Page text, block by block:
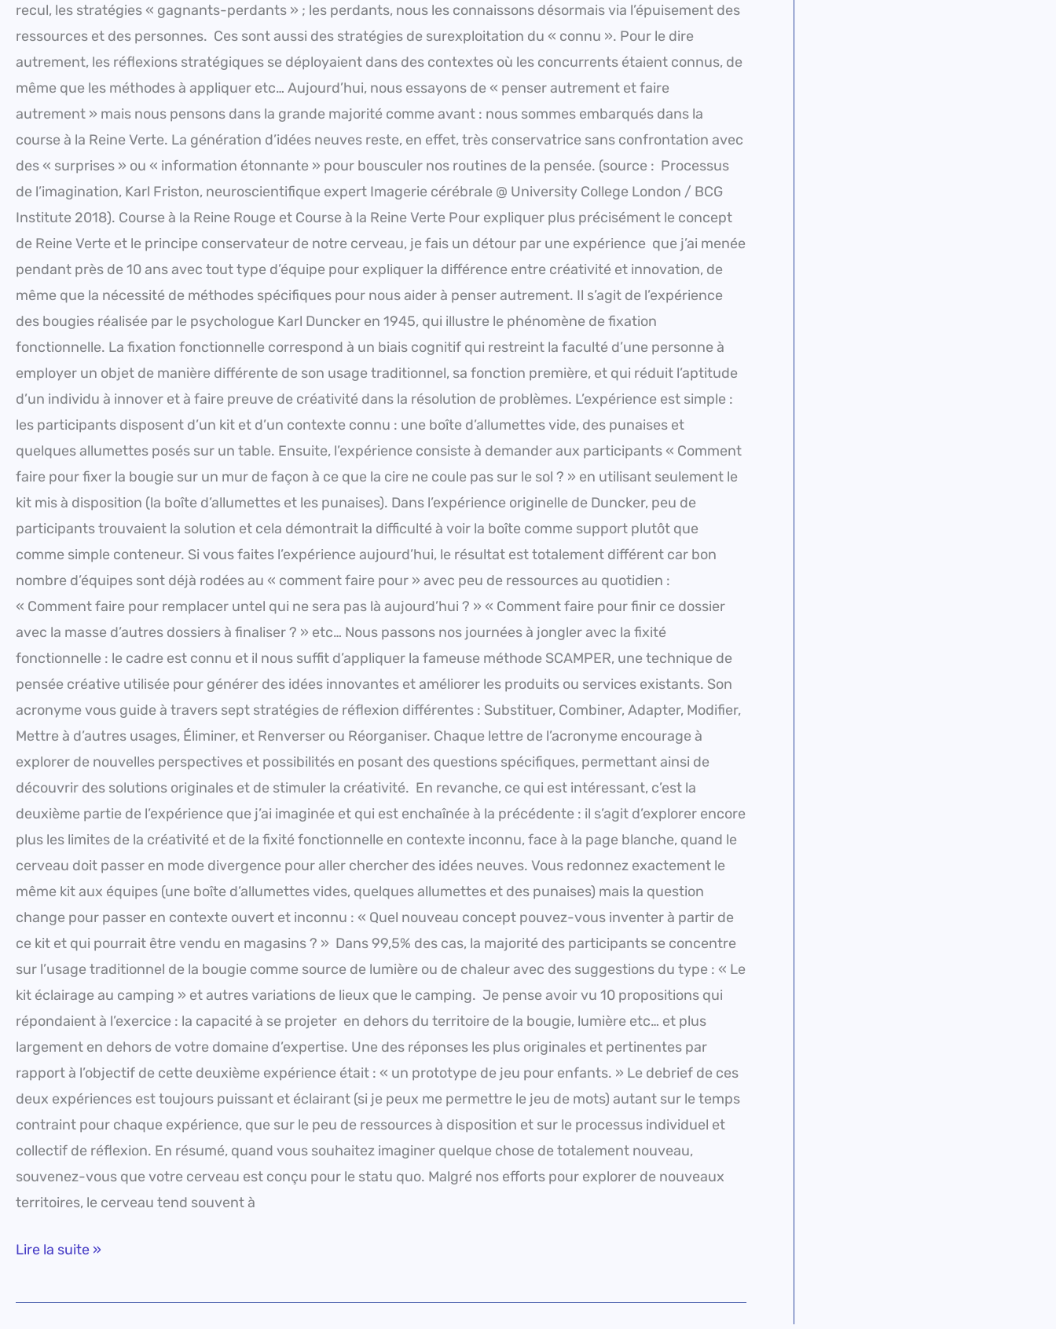
recul, les stratégies « gagnants-perdants » ; les perdants, nous les connaissons désormais via l’épuisement des
ressources et des personnes. Ces sont aussi des stratégies de surexploitation du « connu ». Pour le dire
autrement, les réflexions stratégiques se déployaient dans des contextes où les concurrents étaient connus, de
même que les méthodes à appliquer etc… Aujourd’hui, nous essayons de « penser autrement et faire
autrement » mais nous pensons dans la grande majorité comme avant : nous sommes embarqués dans la
course à la Reine Verte. La génération d’idées neuves reste, en effet, très conservatrice sans confrontation avec
des « surprises » ou « information étonnante » pour bousculer nos routines de la pensée. (source : Processus
de l’imagination, Karl Friston, neuroscientifique expert Imagerie cérébrale @ University College London / BCG
Institute 2018). Course à la Reine Rouge et Course à la Reine Verte Pour expliquer plus précisément le concept
de Reine Verte et le principe conservateur de notre cerveau, je fais un détour par une expérience que j’ai menée
pendant près de 10 ans avec tout type d’équipe pour expliquer la différence entre créativité et innovation, de
même que la nécessité de méthodes spécifiques pour nous aider à penser autrement. Il s’agit de l’expérience
des bougies réalisée par le psychologue Karl Duncker en 1945, qui illustre le phénomène de fixation
fonctionnelle. La fixation fonctionnelle correspond à un biais cognitif qui restreint la faculté d’une personne à
employer un objet de manière différente de son usage traditionnel, sa fonction première, et qui réduit l’aptitude
d’un individu à innover et à faire preuve de créativité dans la résolution de problèmes. L’expérience est simple :
les participants disposent d’un kit et d’un contexte connu : une boîte d’allumettes vide, des punaises et
quelques allumettes posés sur un table. Ensuite, l’expérience consiste à demander aux participants « Comment
faire pour fixer la bougie sur un mur de façon à ce que la cire ne coule pas sur le sol ? » en utilisant seulement le
kit mis à disposition (la boîte d’allumettes et les punaises). Dans l’expérience originelle de Duncker, peu de
participants trouvaient la solution et cela démontrait la difficulté à voir la boîte comme support plutôt que
comme simple conteneur. Si vous faites l’expérience aujourd’hui, le résultat est totalement différent car bon
nombre d’équipes sont déjà rodées au « comment faire pour » avec peu de ressources au quotidien :
« Comment faire pour remplacer untel qui ne sera pas là aujourd’hui ? » « Comment faire pour finir ce dossier
avec la masse d’autres dossiers à finaliser ? » etc… Nous passons nos journées à jongler avec la fixité
fonctionnelle : le cadre est connu et il nous suffit d’appliquer la fameuse méthode SCAMPER, une technique de
pensée créative utilisée pour générer des idées innovantes et améliorer les produits ou services existants. Son
acronyme vous guide à travers sept stratégies de réflexion différentes : Substituer, Combiner, Adapter, Modifier,
Mettre à d’autres usages, Éliminer, et Renverser ou Réorganiser. Chaque lettre de l’acronyme encourage à
explorer de nouvelles perspectives et possibilités en posant des questions spécifiques, permettant ainsi de
découvrir des solutions originales et de stimuler la créativité. En revanche, ce qui est intéressant, c’est la
deuxième partie de l’expérience que j’ai imaginée et qui est enchaînée à la précédente : il s’agit d’explorer encore
plus les limites de la créativité et de la fixité fonctionnelle en contexte inconnu, face à la page blanche, quand le
cerveau doit passer en mode divergence pour aller chercher des idées neuves. Vous redonnez exactement le
même kit aux équipes (une boîte d’allumettes vides, quelques allumettes et des punaises) mais la question
change pour passer en contexte ouvert et inconnu : « Quel nouveau concept pouvez-vous inventer à partir de
ce kit et qui pourrait être vendu en magasins ? » Dans 99,5% des cas, la majorité des participants se concentre
sur l’usage traditionnel de la bougie comme source de lumière ou de chaleur avec des suggestions du type : « Le
kit éclairage au camping » et autres variations de lieux que le camping. Je pense avoir vu 10 propositions qui
répondaient à l’exercice : la capacité à se projeter en dehors du territoire de la bougie, lumière etc… et plus
largement en dehors de votre domaine d’expertise. Une des réponses les plus originales et pertinentes par
rapport à l’objectif de cette deuxième expérience était : « un prototype de jeu pour enfants. » Le debrief de ces
deux expériences est toujours puissant et éclairant (si je peux me permettre le jeu de mots) autant sur le temps
contraint pour chaque expérience, que sur le peu de ressources à disposition et sur le processus individuel et
collectif de réflexion. En résumé, quand vous souhaitez imaginer quelque chose de totalement nouveau,
souvenez-vous que votre cerveau est conçu pour le statu quo. Malgré nos efforts pour explorer de nouveaux
territoires, le cerveau tend souvent à
Lire la suite »